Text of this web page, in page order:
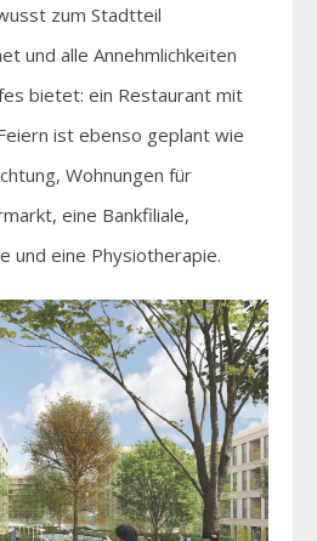
zum Stadtteil
und alle Annehmlichkeiten
bietet: ein Restaurant mit
ist ebenso geplant wie
Wohnungen für
eine Bankfiliale,
und eine Physiotherapie.